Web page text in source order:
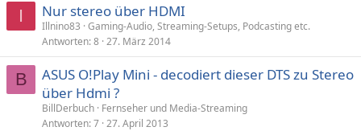
I Nur stereo über HDMI
Illnino83 Gaming-Audio, Streaming-Setups, Podcasting etc.
Antworten 8 27. März 2014
B
ASUS O!Play Mini - decodiert dieser DTS zu Stereo
über Hdmi ?
BillDerbuch Fernseher und Media-Streaming
Antworten 7 27. April 2013